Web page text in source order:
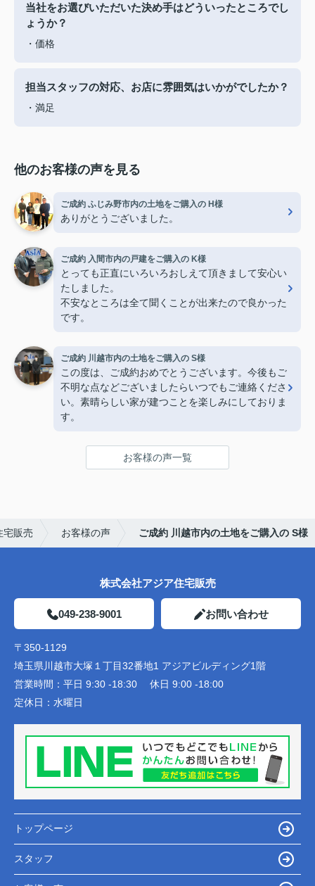
当社をお選びいただいた決め手はどういったところでし
ょうか？
・価格
担当スタッフの対応、お店に雰囲気はいかがでしたか？
・満足
他のお客様の声を見る
ご成約 ふじみ野市内の土地をご購入の H様
ありがとうございました。
ご成約 入間市内の戸建をご購入の K様
とっても正直にいろいろおしえて頂きまして安心い
たしました。
不安なところは全て聞くことが出来たので良かった
です。
ご成約 川越市内の土地をご購入の S様
この度は、ご成約おめでとうございます。今後もご
不明な点などございましたらいつでもご連絡くださ
い。素晴らしい家が建つことを楽しみにしておりま
す。
お客様の声一覧
宅販売 お客様の声 ご成約 川越市内の土地をご購入の S様
株式会社アジア住宅販売
049-238-9001 お問い合わせ
〒350-1129
埼玉県川越市大塚１丁目32番地1 アジアビルディング1階
営業時間： 平日 9:30 -18:30 休日 9:00 -18:00
定休日： 水曜日
トップページ
スタッフ